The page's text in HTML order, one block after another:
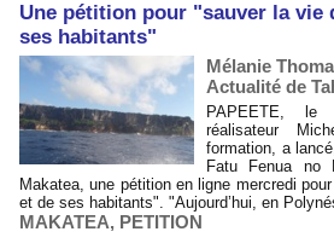
Une pétition pour "sauver la vie
ses habitants"
Mélanie
Actualité de
PAPEETE,
réalisateur
formation, a
Fatu Fenua no
Makatea, une pétition en ligne mercredi
et de ses habitants". "Aujourd’hui, en
MAKATEA, PETITION